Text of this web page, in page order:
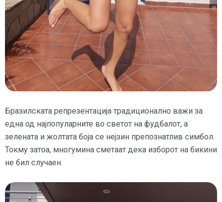
Бразилската репрезентација традиционално важи за
една од најпопуларните во светот на фудбалот, а
зелената и жолтата боја се нејзин препознатлив симбол.
Токму затоа, многумина сметаат дека изборот на бикини
не бил случаен.